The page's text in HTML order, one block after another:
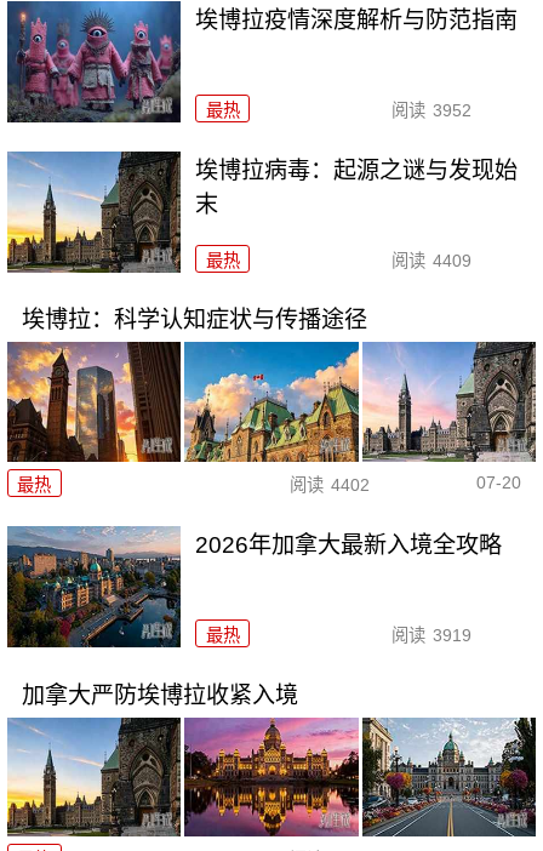
埃博拉疫情深度解析与防范指南
最热 阅读 3952
埃博拉病毒：起源之谜与发现始
末
最热 阅读 4409
埃博拉：科学认知症状与传播途径
最热 阅读 4402 07-20
2026年加拿大最新入境全攻略
最热 阅读 3919
加拿大严防埃博拉收紧入境